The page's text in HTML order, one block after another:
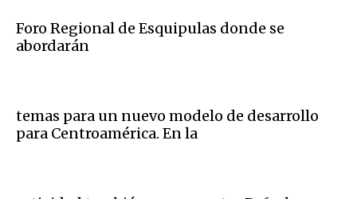
Foro Regional de Esquipulas donde se
abordarán
temas para un nuevo modelo de desarrollo
para Centroamérica. En la